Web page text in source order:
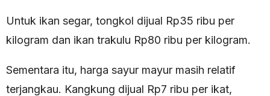
Untuk ikan segar, tongkol dijual Rp35 ribu per
kilogram dan ikan trakulu Rp80 ribu per kilogram.
Sementara itu, harga sayur mayur masih relatif
terjangkau. Kangkung dijual Rp7 ribu per ikat,